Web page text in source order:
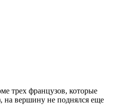
трех французов, которые
на вершину не поднялся еще